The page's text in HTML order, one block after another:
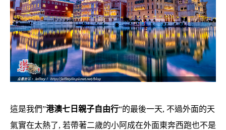
這是我們”港澳七日親子自由行“的最後一天, 不過外面的天
氣實在太熱了, 若帶著二歲的小阿成在外面東奔西跑也不是